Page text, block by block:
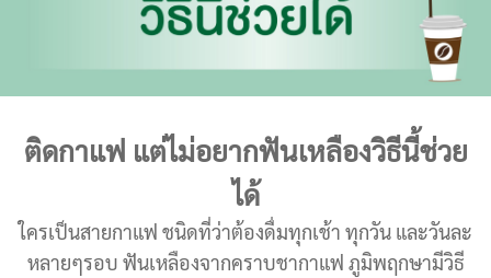
ติดกาแฟ แต่ไม่อยากฟันเหลืองวิธีนี้ช่วย
ได้
ใครเป็นสายกาแฟ ชนิดที่ว่าต้องดื่มทุกเช้า ทุกวัน และวันละ
หลายๆรอบ ฟันเหลืองจากคราบชากาแฟ ภูมิพฤกษามีวิธี